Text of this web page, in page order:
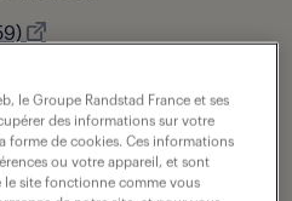
le Groupe Randstad France et ses
des informations sur votre
forme de cookies. Ces informations
ou votre appareil, et sont
site fonctionne comme vous